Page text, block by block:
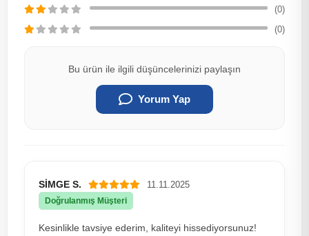
(0)
(0)
Bu ürün ile ilgili düşüncelerinizi paylaşın
Yorum Yap
SİMGE S. 11.11.2025
Doğrulanmış Müşteri
Kesinlikle tavsiye ederim, kaliteyi hissediyorsunuz!